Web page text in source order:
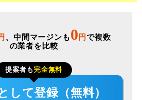
、中間マージンも 0 円で複数
の業者を比較
提案者も 完全無料
して登録（無料）